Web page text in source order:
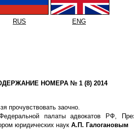
RUS ENG
НОМЕРА № 1 (8) 2014
прочувствовать заочно.
палаты адвокатов РФ,
юридических наук А.П. Галогановым